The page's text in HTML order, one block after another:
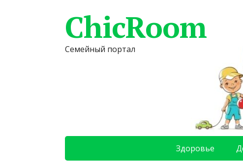
ChicRoom
Семейный портал
Здоровье